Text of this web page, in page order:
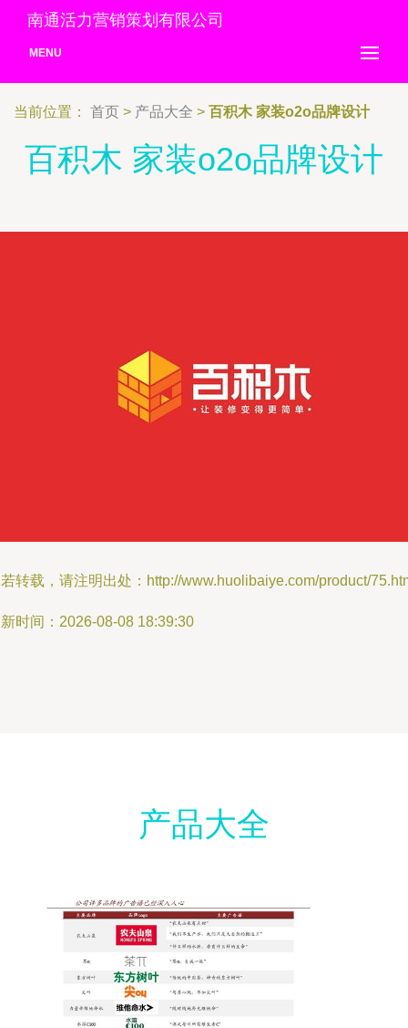
南通活力营销策划有限公司
MENU
当前位置： 首页 > 产品大全 > 百积木 家装o2o品牌设计
百积木 家装o2o品牌设计
转载，请注明出处：http://www.huolibaiye.com/product/
时间：2026-08-08 18:39:30
产品大全